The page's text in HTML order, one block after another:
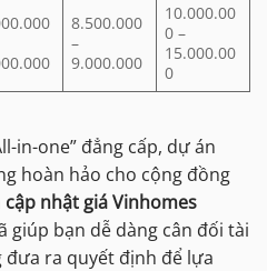
8.500.000
–
9.000.000
10.000.00
0 –
15.000.00
0
in-one” đẳng cấp, dự án
hoàn hảo cho cộng đồng
cập nhật giá Vinhomes
bạn dễ dàng cân đối tài
ra quyết định để lựa